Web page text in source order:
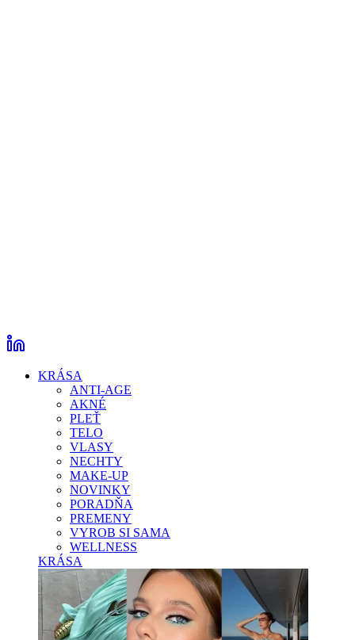
KRÁSA
ANTI-AGE
AKNÉ
PLEŤ
TELO
VLASY
NECHTY
MAKE-UP
NOVINKY
PORADŇA
PREMENY
VYROB SI SAMA
WELLNESS
KRÁSA